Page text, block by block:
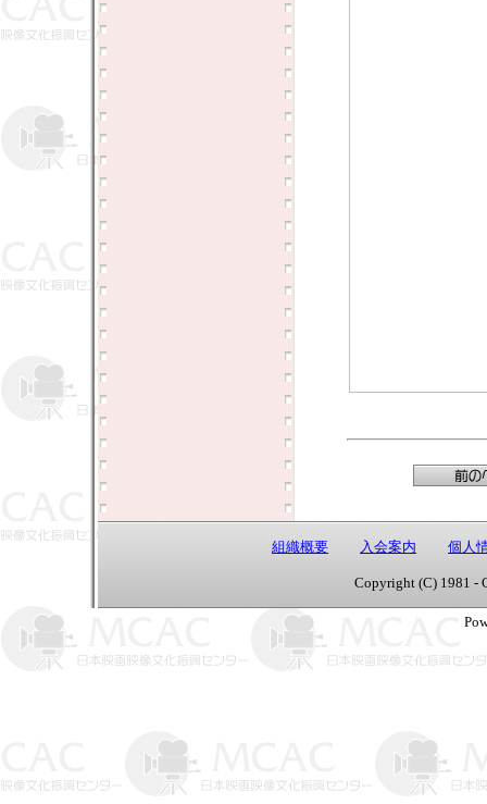
組織概要 入会案内 個人
Copyright (C) 1981 -